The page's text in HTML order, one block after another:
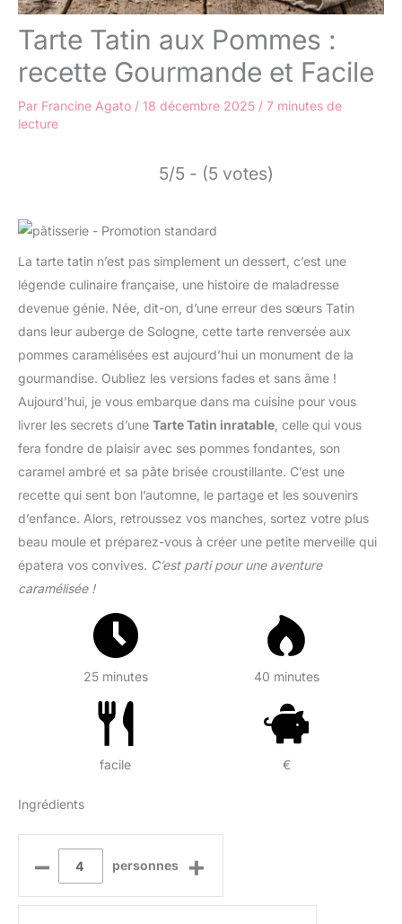
Tarte Tatin aux Pommes :
recette Gourmande et Facile
Par Francine Agato / 18 décembre 2025 / 7 minutes de
lecture
5/5 - (5 votes)
La tarte tatin n’est pas simplement un dessert, c’est une
légende culinaire française, une histoire de maladresse
devenue génie. Née, dit-on, d’une erreur des sœurs Tatin
dans leur auberge de Sologne, cette tarte renversée aux
pommes caramélisées est aujourd’hui un monument de la
gourmandise. Oubliez les versions fades et sans âme !
Aujourd’hui, je vous embarque dans ma cuisine pour vous
livrer les secrets d’une Tarte Tatin inratable , celle qui vous
fera fondre de plaisir avec ses pommes fondantes, son
caramel ambré et sa pâte brisée croustillante. C’est une
recette qui sent bon l’automne, le partage et les souvenirs
d’enfance. Alors, retroussez vos manches, sortez votre plus
beau moule et préparez-vous à créer une petite merveille qui
épatera vos convives. C’est parti pour une aventure
caramélisée !
25 minutes 40 minutes
facile €
Ingrédients
– personnes +